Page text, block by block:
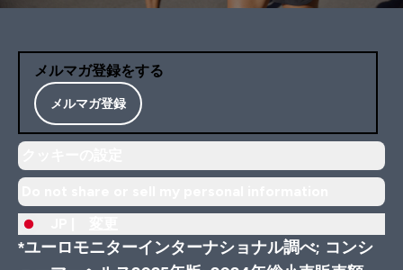
メルマガ登録をする
メルマガ登録
*ユーロモニターインターナショナル調べ; コンシ